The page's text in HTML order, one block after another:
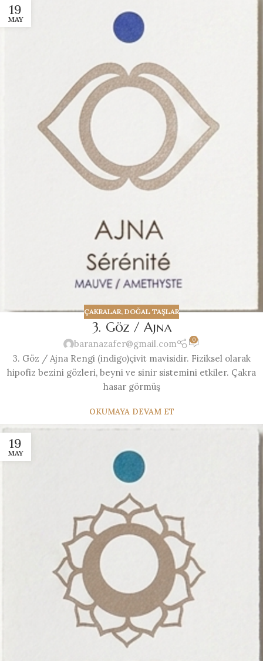
19
MAY
ÇAKRALAR, DOĞAL TAŞLAR
3. Göz / Ajna
baranazafer@gmail.com 0
3. Göz / Ajna Rengi (indigo)çivit mavisidir. Fiziksel olarak
hipofiz bezini gözleri, beyni ve sinir sistemini etkiler. Çakra
hasar görmüş
OKUMAYA DEVAM ET
19
MAY